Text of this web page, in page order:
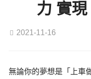
力 實現
2021-11-16
無論你的夢想是「上車